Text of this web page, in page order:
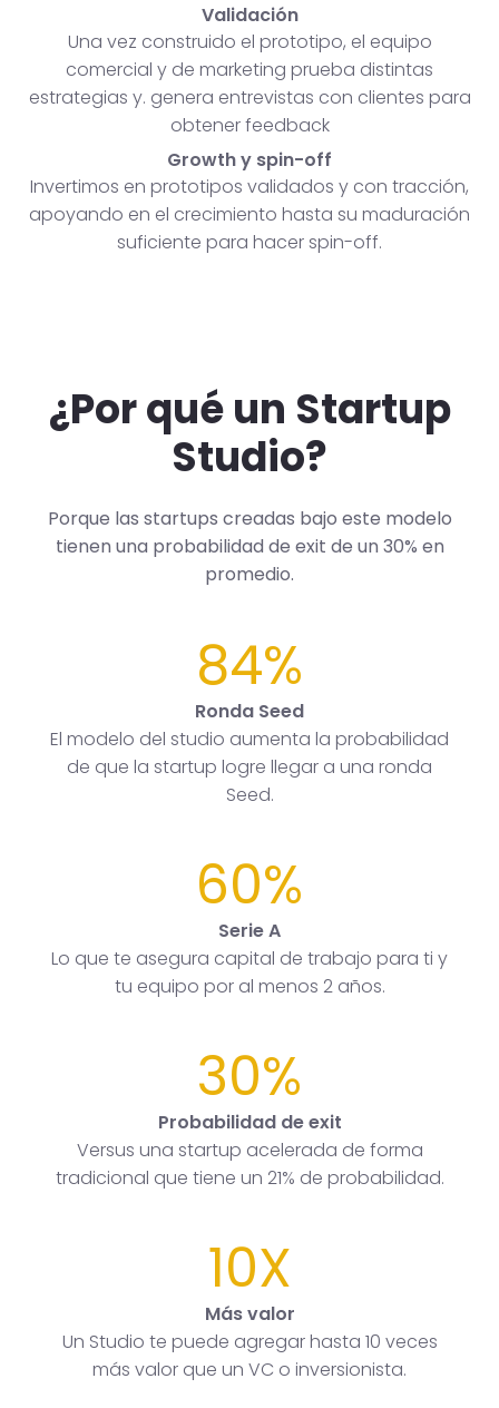
Validación
Una vez construido el prototipo, el equipo
comercial y de marketing prueba distintas
estrategias y. genera entrevistas con clientes para
obtener feedback
Growth y spin-off
Invertimos en prototipos validados y con tracción,
apoyando en el crecimiento hasta su maduración
suficiente para hacer spin-off.
¿Por qué un Startup
Studio?
Porque las startups creadas bajo este modelo
tienen una probabilidad de exit de un 30% en
promedio.
84%
Ronda Seed
El modelo del studio aumenta la probabilidad
de que la startup logre llegar a una ronda
Seed.
60%
Serie A
Lo que te asegura capital de trabajo para ti y
tu equipo por al menos 2 años.
30%
Probabilidad de exit
Versus una startup acelerada de forma
tradicional que tiene un 21% de probabilidad.
10X
Más valor
Un Studio te puede agregar hasta 10 veces
más valor que un VC o inversionista.